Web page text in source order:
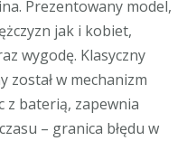
Prezentowany model,
jak i kobiet,
wygodę. Klasyczny
został w mechanizm
z baterią, zapewnia
– granica błędu w